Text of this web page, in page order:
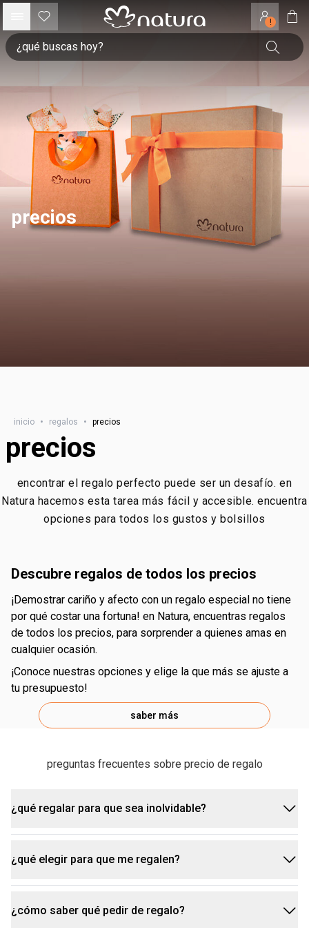
!
precios
inicio • regalos • precios
precios
encontrar el regalo perfecto puede ser un desafío. en
Natura hacemos esta tarea más fácil y accesible. encuentra
opciones para todos los gustos y bolsillos
descubre regalos de todos los precios
¡demostrar cariño y afecto con un regalo especial no tiene
por qué costar una fortuna! en Natura, encuentras regalos
de todos los precios, para sorprender a quienes amas en
cualquier ocasión.
¡conoce nuestras opciones y elige la que más se ajuste a
tu presupuesto!
saber más
preguntas frecuentes sobre precio de regalo
¿qué regalar para que sea inolvidable?
para que un regalo sea inolvidable, tiene que tocar
el corazón de la persona que lo recibe. piensa en
haría realmente feliz. ¡demuestra cariño y atención
¿qué elegir para que me regalen?
si alguien te pregunta qué quieres que te regalen,
¿cómo saber qué pedir de regalo?